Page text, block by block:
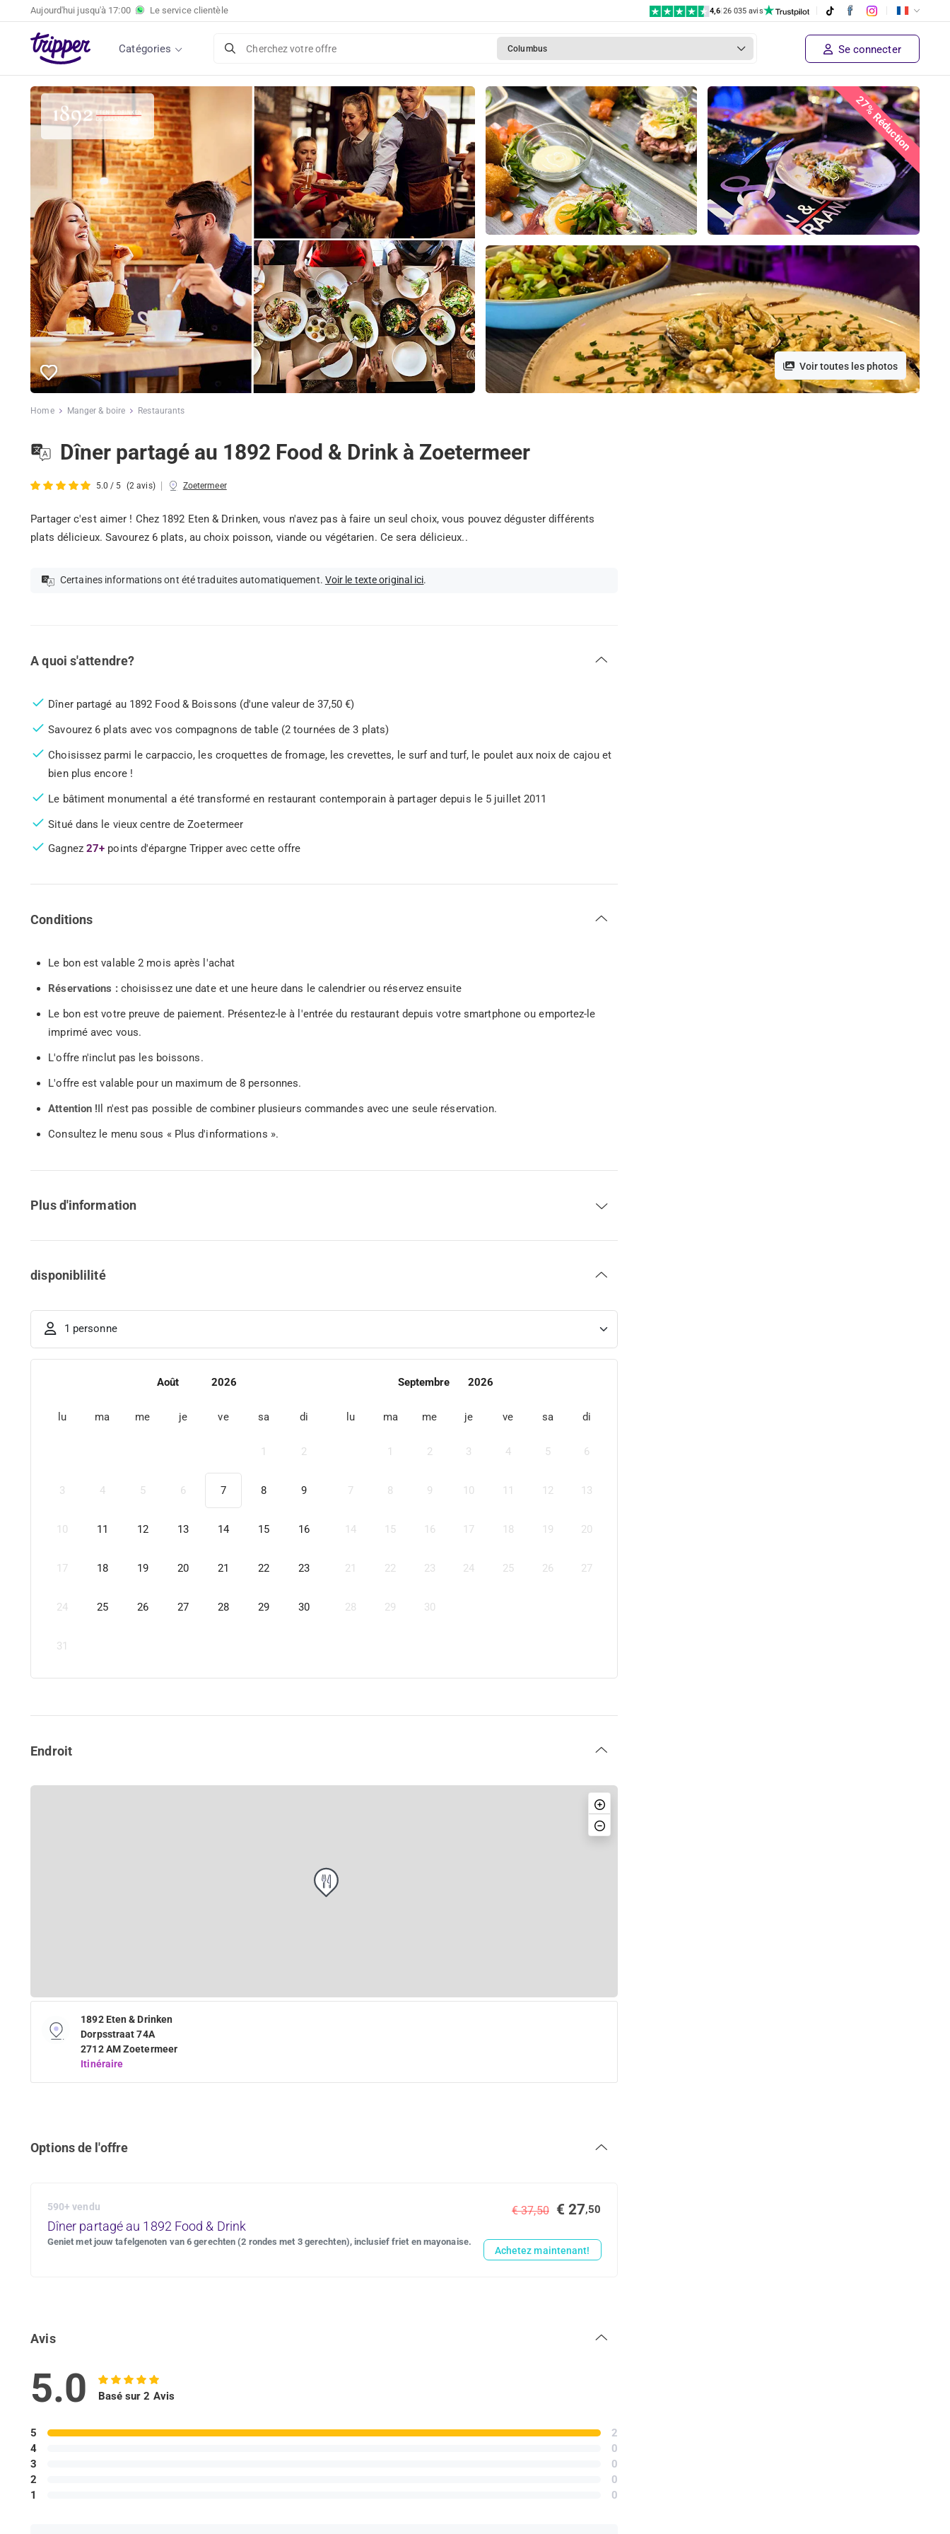
Aujourd'hui jusqu'à 17:00 Le service clientèle 4,6|26 035 avis
Catégories Cherchez votre offre Columbus Se connecter
27% Réduction
Voir toutes les photos
Dîner partagé au 1892 Food & Drink à Zoetermeer
Prix ​​du fournisseur € 37,50
Achetez maintenant!
Home Manger & boire Restaurants
Dîner partagé au 1892 Food & Drink à Zoetermeer
5.0 / 5 (2 avis) | Zoetermeer
Partager c'est aimer ! Chez 1892 Eten & Drinken, vous n'avez pas à faire un seul choix, vous pouvez déguster différents
plats délicieux. Savourez 6 plats, au choix poisson, viande ou végétarien. Ce sera délicieux..
Certaines informations ont été traduites automatiquement. Voir le texte original ici.
A quoi s'attendre?
Dîner partagé au 1892 Food & Boissons (d'une valeur de 37,50 €)
Savourez 6 plats avec vos compagnons de table (2 tournées de 3 plats)
Choisissez parmi le carpaccio, les croquettes de fromage, les crevettes, le surf and turf, le poulet aux noix de cajou et
bien plus encore !
Le bâtiment monumental a été transformé en restaurant contemporain à partager depuis le 5 juillet 2011
Situé dans le vieux centre de Zoetermeer
Gagnez 27+ points d'épargne Tripper avec cette offre
Conditions
Le bon est valable 2 mois après l'achat
Réservations :choisissez une date et une heure dans le calendrier ou réservez ensuite
Le bon est votre preuve de paiement. Présentez-le à l'entrée du restaurant depuis votre smartphone ou emportez-le
imprimé avec vous.
L'offre n'inclut pas les boissons.
L'offre est valable pour un maximum de 8 personnes.
Attention !Il n'est pas possible de combiner plusieurs commandes avec une seule réservation.
Consultez le menu sous « Plus d'informations ».
Plus d'information
disponiblilité
1 personne
Août 2026
lu ma me je ve sa di
1 2
3 4 5 6 7 8 9
10 11 12 13 14 15 16
17 18 19 20 21 22 23
24 25 26 27 28 29 30
31
Septembre 2026
lu ma me je ve sa di
1 2 3 4 5 6
7 8 9 10 11 12 13
14 15 16 17 18 19 20
21 22 23 24 25 26 27
28 29 30
Endroit
1892 Eten & Drinken
Dorpsstraat 74A
2712 AM Zoetermeer
Itinéraire
Options de l'offre
590+ vendu
Dîner partagé au 1892 Food & Drink
Geniet met jouw tafelgenoten van 6 gerechten (2 rondes met 3 gerechten), inclusief friet en mayonaise.
€ 37,50 € 27,50
Achetez maintenant!
Avis
5.0 Basé sur 2 Avis
5
4
3
2
1
2
0
0
0
0